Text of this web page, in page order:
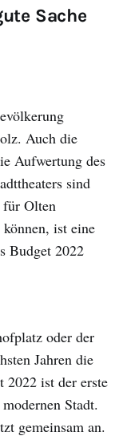
Sache
Auch die
Aufwertung des
sind
für Olten
ist eine
Budget 2022
oder der
Jahren die
ist der erste
Stadt.
gemeinsam an.